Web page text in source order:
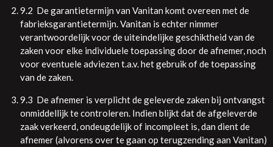
9.2 De garantietermijn van Vanitan komt overeen met de
fabrieksgarantietermijn. Vanitan is echter nimmer
verantwoordelijk voor de uiteindelijke geschiktheid van de
zaken voor elke individuele toepassing door de afnemer, noch
voor eventuele adviezen t.a.v. het gebruik of de toepassing
van de zaken.
9.3 De afnemer is verplicht de geleverde zaken bij ontvangst
onmiddellijk te controleren. Indien blijkt dat de afgeleverde
zaak verkeerd, ondeugdelijk of incompleet is, dan dient de
afnemer (alvorens over te gaan op terugzending aan Vanitan)